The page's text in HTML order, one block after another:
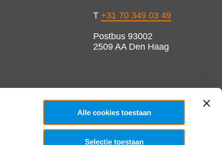
Alle cookies toestaan
Selectie toestaan
T +31 70 349 03 49
Postbus 93002
2509 AA Den Haag